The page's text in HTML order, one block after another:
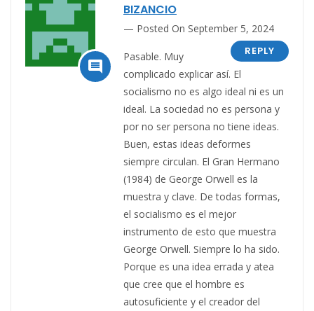

BIZANCIO
Posted On September 5, 2024
REPLY
Pasable. Muy
complicado explicar así. El
socialismo no es algo ideal ni es un
ideal. La sociedad no es persona y
por no ser persona no tiene ideas.
Buen, estas ideas deformes
siempre circulan. El Gran Hermano
(1984) de George Orwell es la
muestra y clave. De todas formas,
el socialismo es el mejor
instrumento de esto que muestra
George Orwell. Siempre lo ha sido.
Porque es una idea errada y atea
que cree que el hombre es
autosuficiente y el creador del